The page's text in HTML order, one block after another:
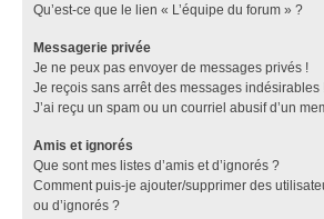
Qu’est-ce que le lien « L’équipe du forum » ?
Messagerie privée
Je ne peux pas envoyer de messages privés !
Je reçois sans arrêt des messages indésirables
J’ai reçu un spam ou un courriel abusif d’un
Amis et ignorés
Que sont mes listes d’amis et d’ignorés ?
Comment puis-je ajouter/supprimer des
ou d’ignorés ?